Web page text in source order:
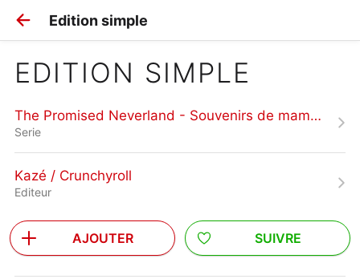
Edition simple
EDITION SIMPLE
The Promised Neverland - Souvenirs de mamans
Serie
Kazé / Crunchyroll
Editeur
AJOUTER SUIVRE